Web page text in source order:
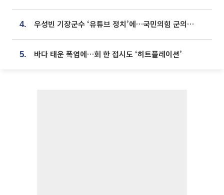
4. 우성빈 기장군수 ‘유튜브 정치’에…국민의힘 군의원들 집단 반발
5. 바다 태운 폭염에…회 한 접시도 ‘히트플레이션’